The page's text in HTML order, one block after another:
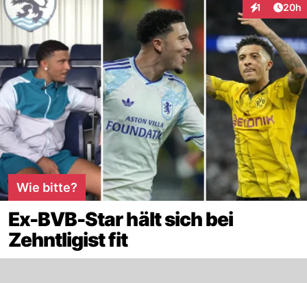
1
Interaktionen
20h
Wie bitte?
Ex-BVB-Star hält sich bei
Zehntligist fit